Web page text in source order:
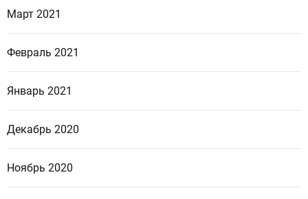
Март 2021
Февраль 2021
Январь 2021
Декабрь 2020
Ноябрь 2020